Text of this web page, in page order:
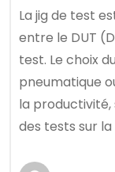
La jig de test
entre le DUT
test. Le choix
pneumatique
la
des tests sur la